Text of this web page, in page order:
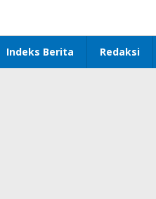
Indeks Berita Redaksi